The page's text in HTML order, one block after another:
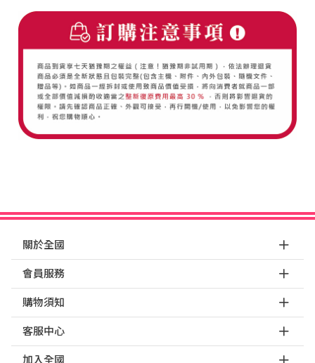
關於全國
會員服務
購物須知
客服中心
加入全國